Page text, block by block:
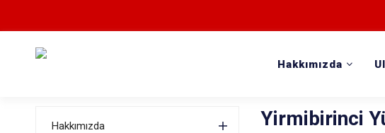
Hakkımızda
Hakkımızda Yirmibirinci